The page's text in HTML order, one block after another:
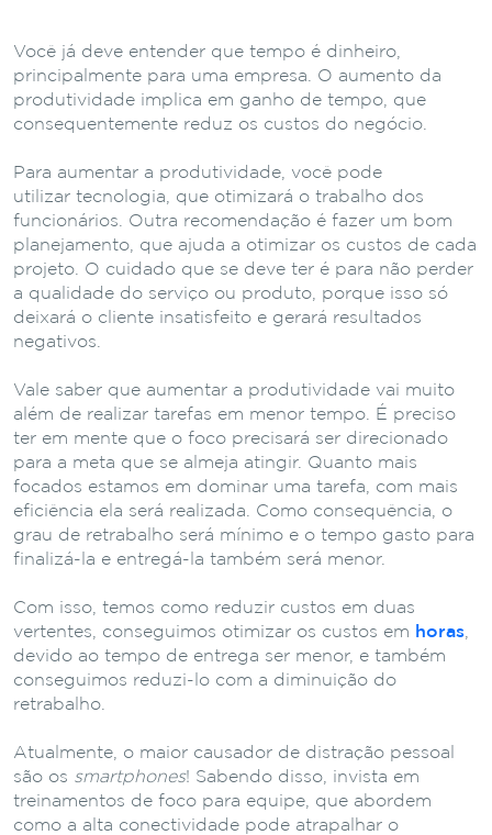
Você já deve entender que tempo é dinheiro,
principalmente para uma empresa. O aumento da
produtividade implica em ganho de tempo, que
consequentemente reduz os custos do negócio.
Para aumentar a produtividade, você pode
utilizar tecnologia, que otimizará o trabalho dos
funcionários. Outra recomendação é fazer um bom
planejamento, que ajuda a otimizar os custos de cada
projeto. O cuidado que se deve ter é para não perder
a qualidade do serviço ou produto, porque isso só
deixará o cliente insatisfeito e gerará resultados
negativos.
Vale saber que aumentar a produtividade vai muito
além de realizar tarefas em menor tempo. É preciso
ter em mente que o foco precisará ser direcionado
para a meta que se almeja atingir. Quanto mais
focados estamos em dominar uma tarefa, com mais
eficiência ela será realizada. Como consequência, o
grau de retrabalho será mínimo e o tempo gasto para
finalizá-la e entregá-la também será menor.
Com isso, temos como reduzir custos em duas
vertentes, conseguimos otimizar os custos em horas
devido ao tempo de entrega ser menor, e também
conseguimos reduzi-lo com a diminuição do
retrabalho.
Atualmente, o maior causador de distração pessoal
são os smartphones! Sabendo disso, invista em
treinamentos de foco para equipe, que abordem
como a alta conectividade pode atrapalhar o